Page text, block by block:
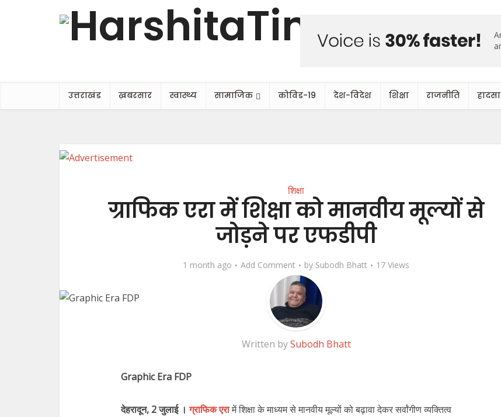
उत्तराखंड ख़बरसार स्वास्थ्य सामाजिक कोविड-19 देश-विदेश शिक्षा राजनीति हादसा
शिक्षा
ग्राफिक एरा में शिक्षा को मानवीय मूल्यों से
जोड़ने पर एफडीपी
1 month ago Add Comment by Subodh Bhatt 17 Views
Written bySubodh Bhatt
Graphic Era FDP
देहरादून, 2 जुलाई । ग्राफिक एरामें शिक्षा के माध्यम से मानवीय मूल्यों को बढ़ावा देकर सर्वांगीण व्यक्तित्व